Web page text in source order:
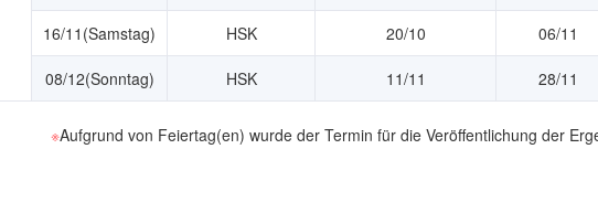
16/11(Samstag) HSK 20/10 06/11
08/12(Sonntag) HSK 11/11 28/11
※Aufgrund von Feiertag(en) wurde der Termin für die Veröffentlichung der